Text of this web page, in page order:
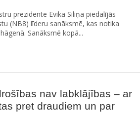
prezidente Evika Siliņa piedalījās
(NB8) līderu sanāksmē, kas notika
Sanāksmē kopā...
nav labklājības – ar
pret draudiem un par